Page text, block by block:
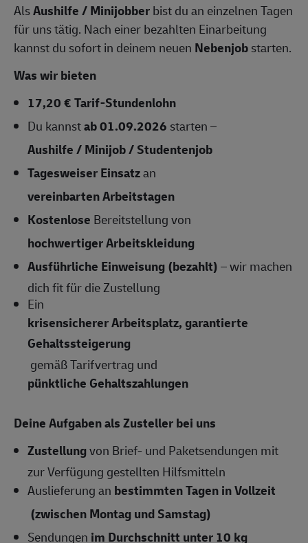
AlsAushilfe / Minijobberbist du an einzelnen Tagen
für uns tätig. Nach einer bezahlten Einarbeitung
kannst du sofort in deinem neuen Nebenjobstarten.
Was wir bieten
17,20 € Tarif-Stundenlohn
Du kannstab 01.09.2026 starten –
Aushilfe / Minijob / Studentenjob
Tagesweiser Einsatzan
vereinbarten Arbeitstagen
Kostenlose Bereitstellung von
hochwertiger Arbeitskleidung
Ausführliche Einweisung (bezahlt)– wir machen
dich fit für die Zustellung
Ein
krisensicherer Arbeitsplatz, garantierte
Gehaltssteigerung
gemäß Tarifvertrag und
pünktliche Gehaltszahlungen
Deine Aufgaben als Zusteller bei uns
Zustellungvon Brief- und Paketsendungen mit
zur Verfügung gestellten Hilfsmitteln
Auslieferung an bestimmten Tagen in Vollzeit
(zwischen Montag und Samstag)
Sendungen im Durchschnitt unter 10 kg